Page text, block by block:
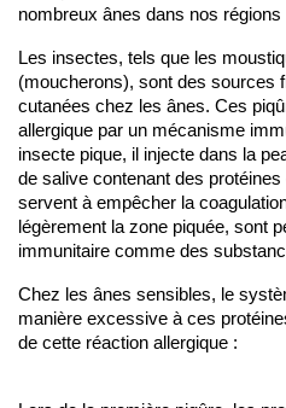
nombreux ânes dans nos régions
Les insectes, tels que les
(moucherons), sont des sources
cutanées chez les ânes. Ces
allergique par un mécanisme
insecte pique, il injecte dans la
de salive contenant des
servent à empêcher la
légèrement la zone piquée, sont
immunitaire comme des
Chez les ânes sensibles, le
manière excessive à ces
de cette réaction allergique :